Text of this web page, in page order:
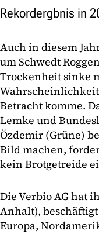
Rekordergbnis in
Auch in diesem
um Schwedt
Trockenheit sinke
Betracht komme.
Lemke und
Özdemir (Grüne)
Bild machen,
kein Brotgetreide
Die Verbio AG hat
Anhalt),
Europa,